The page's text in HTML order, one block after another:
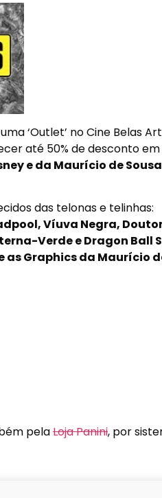
‘Outlet’ no Cine Belas
até 50% de desconto
e da Maurício de Sousa
das telonas e telinhas:
Víuva Negra,
Verde e Dragon Ball
as Graphics da Maurício
pelaLoja Panini, por